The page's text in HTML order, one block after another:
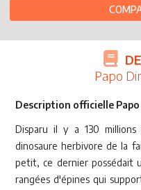
Papo
Description officielle Papo
Disparu il y a 130 millions
dinosaure herbivore de la
petit, ce dernier possédait
rangées d'épines qui